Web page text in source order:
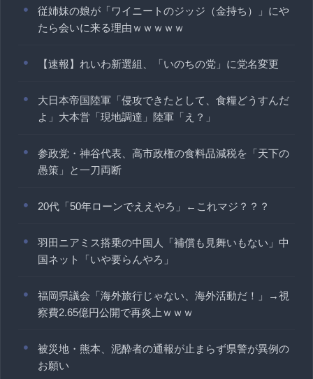
従姉妹の娘が「ワイニートのジッジ（金持ち）」にや
たら会いに来る理由ｗｗｗｗｗ
【速報】れいわ新選組、「いのちの党」に党名変更
大日本帝国陸軍「侵攻できたとして、食糧どうすんだ
よ」大本営「現地調達」陸軍「え？」
参政党・神谷代表、高市政権の食料品減税を「天下の
愚策」と一刀両断
20代「50年ローンでええやろ」←これマジ？？？
羽田ニアミス搭乗の中国人「補償も見舞いもない」中
国ネット「いや要らんやろ」
福岡県議会「海外旅行じゃない、海外活動だ！」→視
察費2.65億円公開で再炎上ｗｗｗ
被災地・熊本、泥酔者の通報が止まらず県警が異例の
お願い